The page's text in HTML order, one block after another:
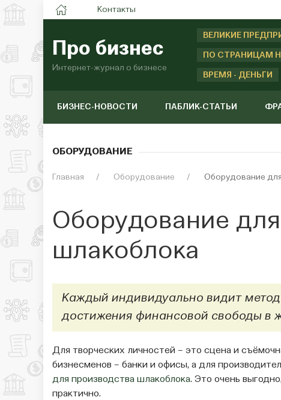
Контакты
Про бизнес
Интернет-журнал о бизнесе
ВЕЛИКИЕ
ПО СТРАНИЦАМ
ВРЕМЯ - ДЕНЬГИ
БИЗНЕС-НОВОСТИ ПАБЛИК-СТАТЬИ
ОБОРУДОВАНИЕ
Главная Оборудование Оборудование
Оборудование
шлакоблока
Каждый индивидуально видит
достижения финансовой свободы в
Для творческих личностей – это сцена и
бизнесменов – банки и офисы, а для
для производства шлакоблока. Это очень
практично.